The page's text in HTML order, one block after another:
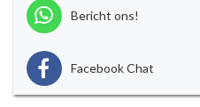
Bericht ons!
Facebook Chat